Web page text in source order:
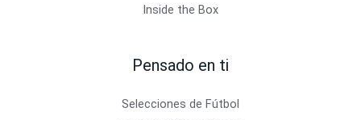
Inside the Box
Pensado en ti
Selecciones de Fútbol